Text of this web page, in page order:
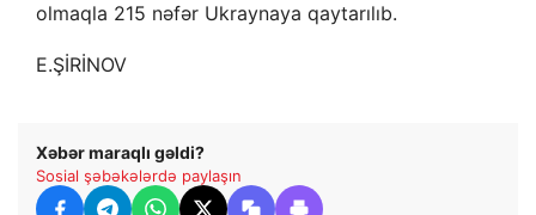
olmaqla 215 nəfər Ukraynaya qaytarılıb.
E.ŞİRİNOV
Xəbər maraqlı gəldi?
Sosial şəbəkələrdə paylaşın